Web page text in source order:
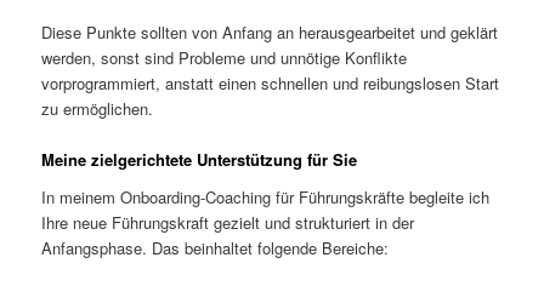
Diese Punkte sollten von Anfang an herausgearbeitet und geklärt
werden, sonst sind Probleme und unnötige Konflikte
vorprogrammiert, anstatt einen schnellen und reibungslosen Start
zu ermöglichen.
Meine zielgerichtete Unterstützung für Sie
In meinem Onboarding-Coaching für Führungskräfte begleite ich
Ihre neue Führungskraft gezielt und strukturiert in der
Anfangsphase. Das beinhaltet folgende Bereiche: